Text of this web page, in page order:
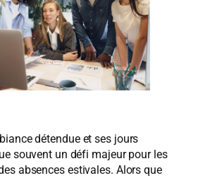
détendue et ses jours
souvent un défi majeur pour les
absences estivales. Alors que